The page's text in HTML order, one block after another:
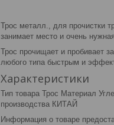
Трос металл., для прочистки
занимает место и очень
Трос прочищает и пробивает
любого типа быстрым и
Характеристики
Тип товара Трос Материал
производства КИТАЙ
Информация о товаре